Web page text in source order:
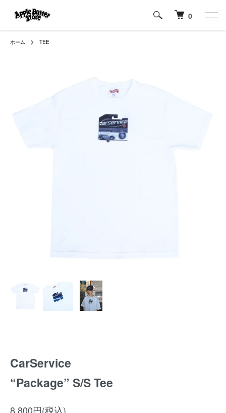
0
ホーム TEE
CarService
“Package” S/S Tee
8,800円(税込)